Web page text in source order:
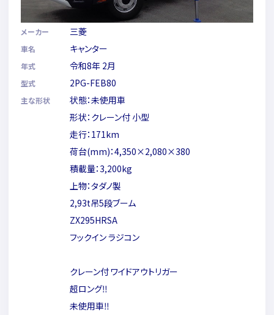
メーカー 三菱
車名 キャンター
年式 令和8年 2月
型式 2PG-FEB80
主な形状
状態：未使用車
形状：クレーン付 小型
走行：171km
荷台(mm)：4,350×2,080×380
積載量：3,200kg
上物：タダノ製
2,93t吊5段ブーム
ZX295HRSA
フックイン ラジコン
クレーン付 ワイドアウトリガー
超ロング‼
未使用車‼